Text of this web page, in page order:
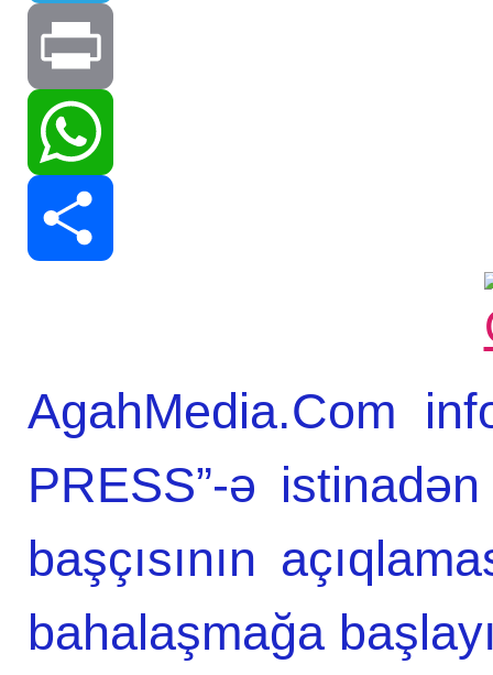
Telegram
Print
WhatsApp
AgahMedia.Com
PRESS”-ə
başçısının
bahalaşmağa